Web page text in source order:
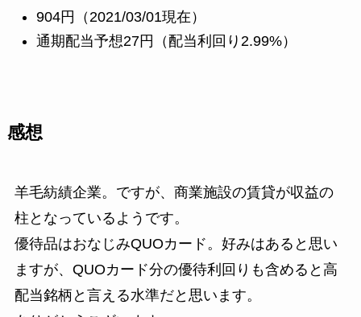
904円（2021/03/01現在）
通期配当予想27円（配当利回り2.99%）
感想
羊毛紡績企業。ですが、商業施設の賃貸が収益の
柱となっているようです。
優待品はおなじみQUOカード。好みはあると思い
ますが、QUOカード分の優待利回りも含めると高
配当銘柄と言える水準だと思います。